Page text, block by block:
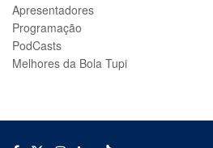
Apresentadores
Programação
PodCasts
Melhores da Bola Tupi